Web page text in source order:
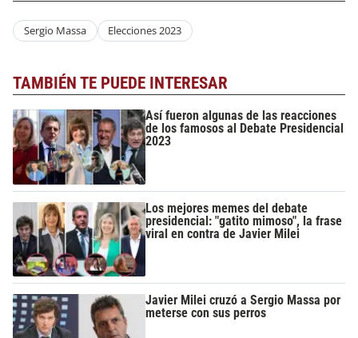
Sergio Massa Elecciones 2023
TAMBIÉN TE PUEDE INTERESAR
Así fueron algunas de las reacciones
de los famosos al Debate Presidencial
2023
Los mejores memes del debate
presidencial: "gatito mimoso", la frase
viral en contra de Javier Milei
Javier Milei cruzó a Sergio Massa por
meterse con sus perros